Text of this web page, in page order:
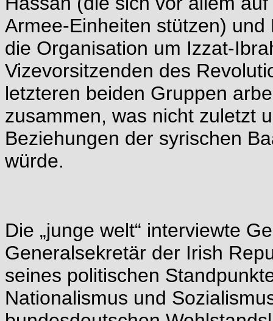
Armee-Einheiten stützen)
die Organisation um Izzat-
Vizevorsitzenden des
letzteren beiden Gruppen
zusammen, was nicht zuletzt
Beziehungen der syrischen
würde.
Die „junge welt“ interviewte
Generalsekretär der Irish
seines politischen
Nationalismus und